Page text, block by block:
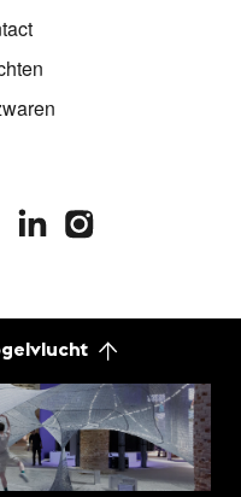
facebook
stimuleringsfonds linkedin
stimuleringsfonds